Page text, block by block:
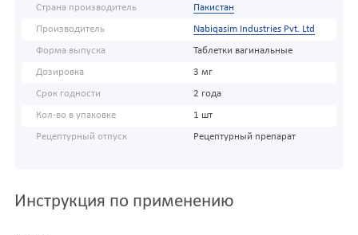
Страна производитель Пакистан
Производитель Nabiqasim Industries Pvt. Ltd
Форма выпуска Таблетки вагинальные
Дозировка 3 мг
Срок годности 2 года
Кол-во в упаковке 1 шт
Рецептурный отпуск Рецептурный препарат
Инструкция по применению